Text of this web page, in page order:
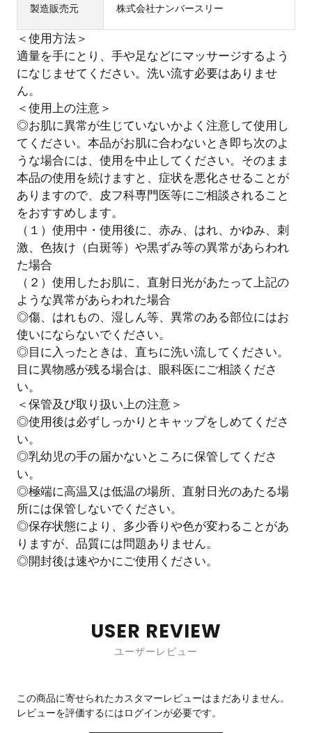
製造販売元 株式会社ナンバースリー
＜使用方法＞
適量を手にとり、手や足などにマッサージするよう
になじませてください。洗い流す必要はありませ
ん。
＜使用上の注意＞
◎お肌に異常が生じていないかよく注意して使用し
てください。本品がお肌に合わないとき即ち次のよ
うな場合には、使用を中止してください。そのまま
本品の使用を続けますと、症状を悪化させることが
ありますので、皮フ科専門医等にご相談されること
をおすすめします。
（１）使用中・使用後に、赤み、はれ、かゆみ、刺
激、色抜け（白斑等）や黒ずみ等の異常があらわれ
た場合
（２）使用したお肌に、直射日光があたって上記の
ような異常があらわれた場合
◎傷、はれもの、湿しん等、異常のある部位にはお
使いにならないでください。
◎目に入ったときは、直ちに洗い流してください。
目に異物感が残る場合は、眼科医にご相談くださ
い。
＜保管及び取り扱い上の注意＞
◎使用後は必ずしっかりとキャップをしめてくださ
い。
◎乳幼児の手の届かないところに保管してくださ
い。
◎極端に高温又は低温の場所、直射日光のあたる場
所には保管しないでください。
◎保存状態により、多少香りや色が変わることがあ
りますが、品質には問題ありません。
◎開封後は速やかにご使用ください。
USER REVIEW
ユーザーレビュー
この商品に寄せられたカスタマーレビューはまだありません。
レビューを評価するにはログインが必要です。